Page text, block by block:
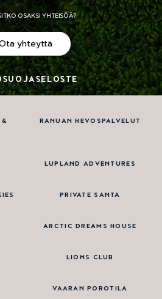
OSAKSI YHTEISÖÄ?
yhteyttä
&
RANUAN HEVOSPALVELUT
LUPLAND ADVENTURES
PRIVATE SANTA
ARCTIC DREAMS HOUSE
LIONS CLUB
VAARAN POROTILA